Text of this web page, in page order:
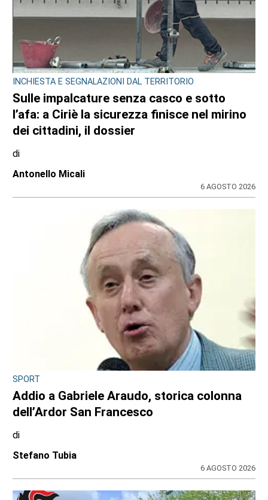
INCHIESTA E SEGNALAZIONI DAL TERRITORIO
Sulle impalcature senza casco e sotto
l’afa: a Ciriè la sicurezza finisce nel mirino
dei cittadini, il dossier
di
Antonello Micali
6 AGOSTO 2026
SPORT
Addio a Gabriele Araudo, storica colonna
dell’Ardor San Francesco
di
Stefano Tubia
6 AGOSTO 2026